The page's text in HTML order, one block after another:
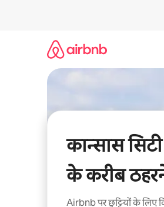
कान्सास
के करीब
Airbnb पर छुट्टियों के लिए